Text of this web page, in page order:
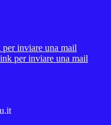
inviare una mail
per inviare una mail